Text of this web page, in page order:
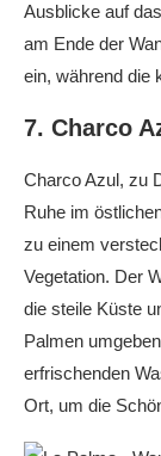
Ausblicke auf
am Ende der
ein, während die
7. Charco
Charco Azul, zu
Ruhe im
zu einem
Vegetation. Der
die steile Küste
Palmen
erfrischenden
Ort, um die